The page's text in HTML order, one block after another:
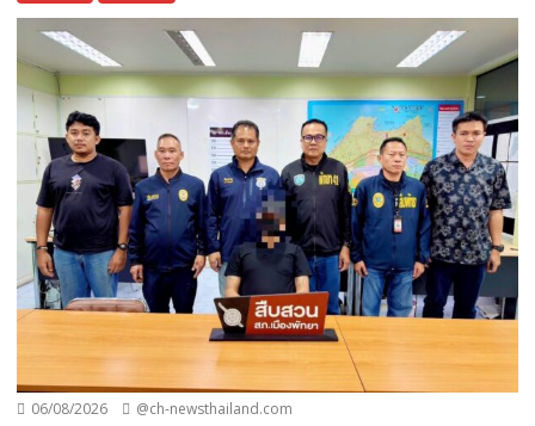
06/08/2026 @ch-newsthailand.com